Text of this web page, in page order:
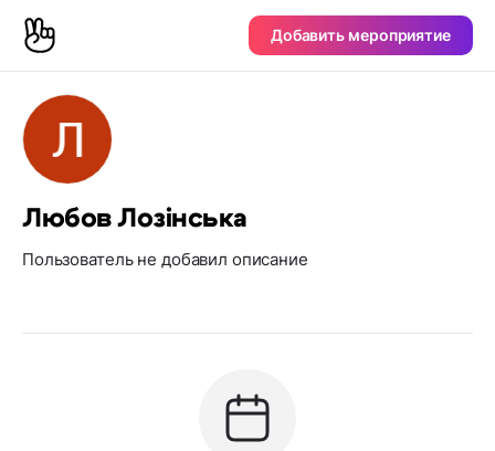
Добавить мероприятие
Любов Лозінська
Пользователь не добавил описание